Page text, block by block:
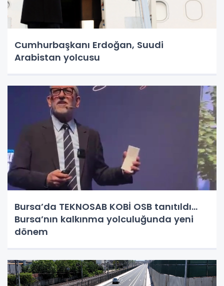
Cumhurbaşkanı Erdoğan, Suudi
Arabistan yolcusu
Bursa’da TEKNOSAB KOBİ OSB tanıtıldı...
Bursa’nın kalkınma yolculuğunda yeni
dönem